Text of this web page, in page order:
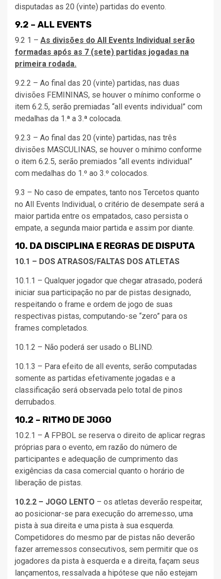
disputadas as 20 (vinte) partidas do evento.
9.2 – ALL EVENTS
9.2 1 – As divisões do All Events Individual serão
formadas após as 7 (sete) partidas jogadas na
primeira rodada.
9.2.2 – Ao final das 20 (vinte) partidas, nas duas
divisões FEMININAS, se houver o mínimo conforme o
item 6.2.5, serão premiadas “all events individual” com
medalhas da 1.ª a 3.ª colocada.
9.2.3 – Ao final das 20 (vinte) partidas, nas três
divisões MASCULINAS, se houver o mínimo conforme
o item 6.2.5, serão premiados “all events individual”
com medalhas do 1.º ao 3.º colocados.
9.3 – No caso de empates, tanto nos Tercetos quanto
no All Events Individual, o critério de desempate será a
maior partida entre os empatados, caso persista o
empate, a segunda maior partida e assim por diante.
10. DA DISCIPLINA E REGRAS DE DISPUTA
10.1 – DOS ATRASOS/FALTAS DOS ATLETAS
10.1.1 – Qualquer jogador que chegar atrasado, poderá
iniciar sua participação no par de pistas designado,
respeitando o frame e ordem de jogo de suas
respectivas pistas, computando-se “zero” para os
frames completados.
10.1.2 – Não poderá ser usado o BLIND.
10.1.3 – Para efeito de all events, serão computadas
somente as partidas efetivamente jogadas e a
classificação será observada pelo total de pinos
derrubados.
10.2 – RITMO DE JOGO
10.2.1 – A FPBOL se reserva o direito de aplicar regras
próprias para o evento, em razão do número de
participantes e adequação de cumprimento das
exigências da casa comercial quanto o horário de
liberação de pistas.
10.2.2 – JOGO LENTO – os atletas deverão respeitar,
ao posicionar-se para execução do arremesso, uma
pista à sua direita e uma pista à sua esquerda.
Competidores do mesmo par de pistas não deverão
fazer arremessos consecutivos, sem permitir que os
jogadores da pista à esquerda e a direita, façam seus
lançamentos, ressalvada a hipótese que não estejam